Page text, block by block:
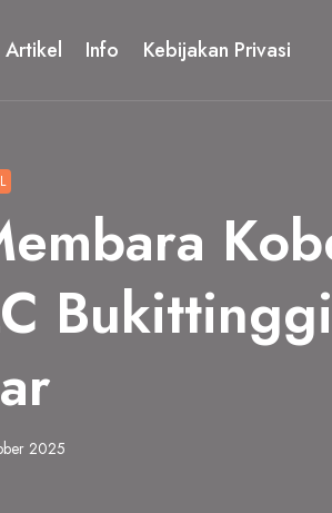
Artikel Info Kebijakan Privasi
2025